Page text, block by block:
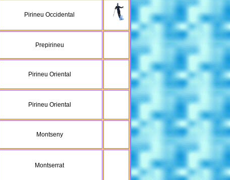
Pirineu Occidental
Prepirineu
Pirineu Oriental
Pirineu Oriental
Montseny
Montserrat